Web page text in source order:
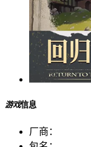
游戏信息
厂商：